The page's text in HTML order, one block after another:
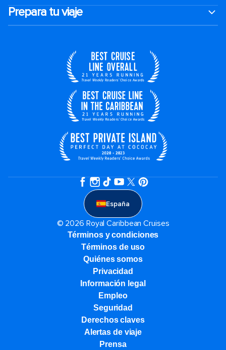
Prepara tu viaje
España
© 2026 Royal Caribbean Cruises
Términos y condiciones
Términos de uso
Quiénes somos
Privacidad
Información legal
Empleo
Seguridad
Derechos claves
Alertas de viaje
Prensa